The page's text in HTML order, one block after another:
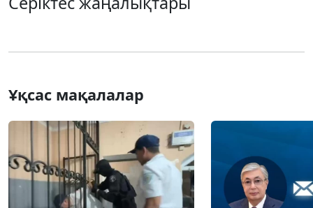
Ұқсас мақалалар